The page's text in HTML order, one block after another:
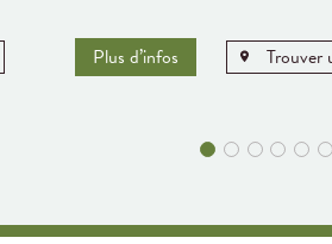
Plus d’infos Trouver